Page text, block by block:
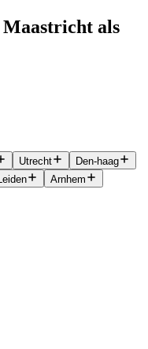
als
Utrecht
Den-haag
Leiden
Arnhem